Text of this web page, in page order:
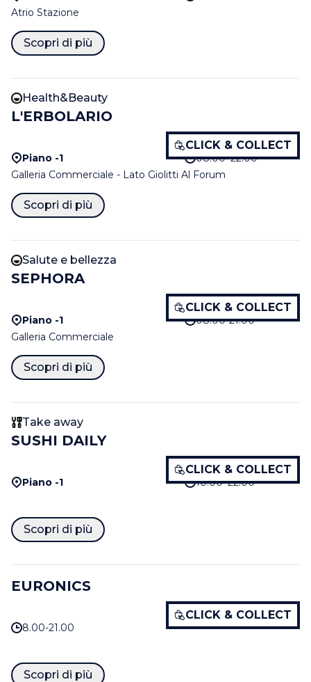
Atrio Stazione
Scopri di più
Health&Beauty
L'ERBOLARIO
CLICK & COLLECT
Piano -1
08:00–22:00
Galleria Commerciale - Lato Giolitti Al Forum
Scopri di più
Salute e bellezza
SEPHORA
CLICK & COLLECT
Piano -1
08:00-21:00
Galleria Commerciale
Scopri di più
Take away
SUSHI DAILY
CLICK & COLLECT
Piano -1 10:00–22:00
Scopri di più
EURONICS
CLICK & COLLECT
8.00-21.00
Scopri di più